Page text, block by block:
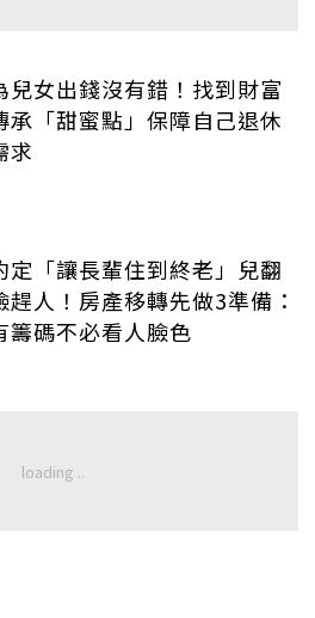
兒女出錢沒有錯！找到財富
承「甜蜜點」保障自己退休
求
定「讓長輩住到終老」兒翻
趕人！房產移轉先做3準備：
籌碼不必看人臉色